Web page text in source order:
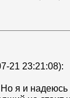
21 23:21:08):
я и надеюсь